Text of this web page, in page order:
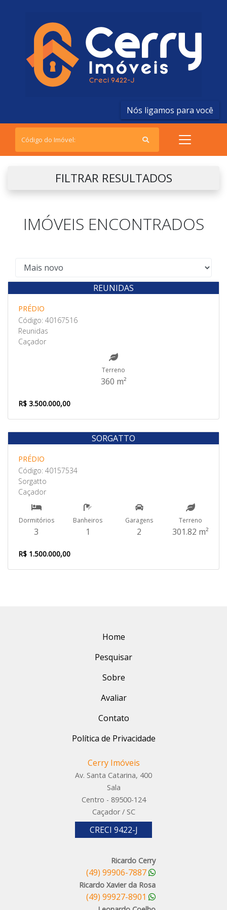
Nós ligamos para você
FILTRAR RESULTADOS
IMÓVEIS ENCONTRADOS
Venda
REUNIDAS
PRÉDIO
Código: 40167516
Reunidas
Caçador
Terreno
360 m²
R$ 3.500.000,00
Venda
SORGATTO
PRÉDIO
Código: 40157534
Sorgatto
Caçador
Dormitórios
3
Banheiros
1
Garagens
2
Terreno
301.82 m²
R$ 1.500.000,00
Home
Pesquisar
Sobre
Avaliar
Contato
Política de Privacidade
Cerry Imóveis
Av. Santa Catarina, 400
Sala
Centro - 89500-124
Caçador / SC
CRECI 9422-J
Ricardo Cerry
(49) 99906-7887
Ricardo Xavier da Rosa
(49) 99927-8901